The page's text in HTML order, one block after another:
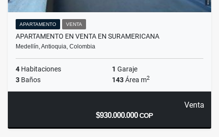
APARTAMENTO VENTA
APARTAMENTO EN VENTA EN SURAMERICANA
Medellín, Antioquia, Colombia
4 Habitaciones 1 Garaje
3 Baños 143Área m2
Venta
$930.000.000COP